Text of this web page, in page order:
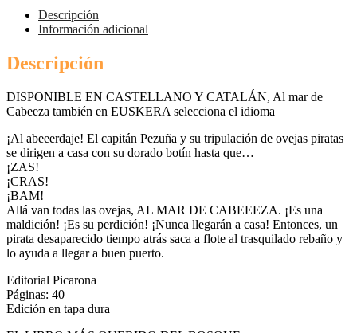
Descripción
Información adicional
Descripción
DISPONIBLE EN CASTELLANO Y CATALÁN, Al mar de
Cabeeza también en EUSKERA selecciona el idioma
¡Al abeeerdaje! El capitán Pezuña y su tripulación de ovejas piratas
se dirigen a casa con su dorado botín hasta que…
¡ZAS!
¡CRAS!
¡BAM!
Allá van todas las ovejas, AL MAR DE CABEEEZA. ¡Es una
maldición! ¡Es su perdición! ¡Nunca llegarán a casa! Entonces, un
pirata desaparecido tiempo atrás saca a flote al trasquilado rebaño y
lo ayuda a llegar a buen puerto.
Editorial Picarona
Páginas: 40
Edición en tapa dura